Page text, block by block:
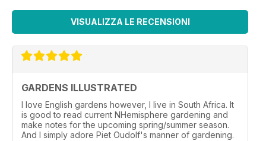
VISUALIZZA LE RECENSIONI
GARDENS ILLUSTRATED
I love English gardens however, I live in South Africa. It
is good to read current NHemisphere gardening and
make notes for the upcoming spring/summer season.
And I simply adore Piet Oudolf's manner of gardening.